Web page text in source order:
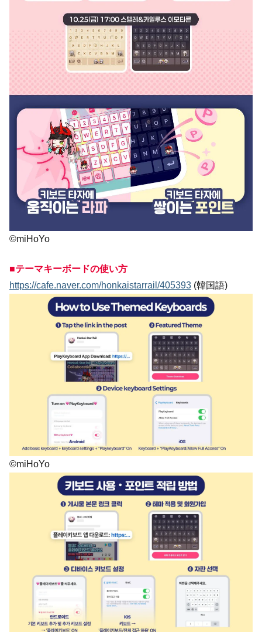
©miHoYo
■テーマキーボードの使い方
https://cafe.naver.com/honkaistarrail/405393 (韓国語)
©miHoYo